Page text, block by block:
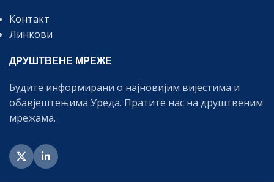
Контакт
Линкови
ДРУШТВЕНЕ МРЕЖЕ
Будите информирани о најновијим вијестима и
обавјештењима Уреда. Пратите нас на друштвеним
мрежама.